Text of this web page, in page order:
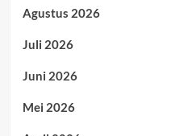
Agustus 2026
Juli 2026
Juni 2026
Mei 2026